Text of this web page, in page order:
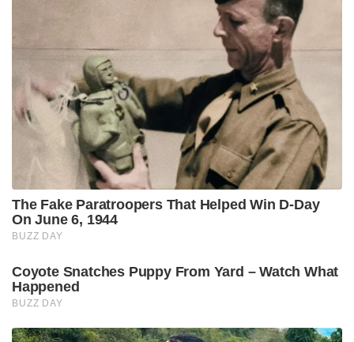
The Fake Paratroopers That Helped Win D-Day
On June 6, 1944
BUZZ DAY
Coyote Snatches Puppy From Yard – Watch What
Happened
BUZZ DAY